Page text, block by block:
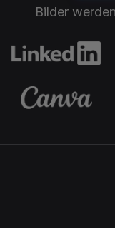
Landschaft mit
faszinierendes
unglaublich
Bilder